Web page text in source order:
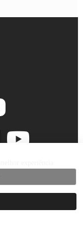
reservados.
Digital